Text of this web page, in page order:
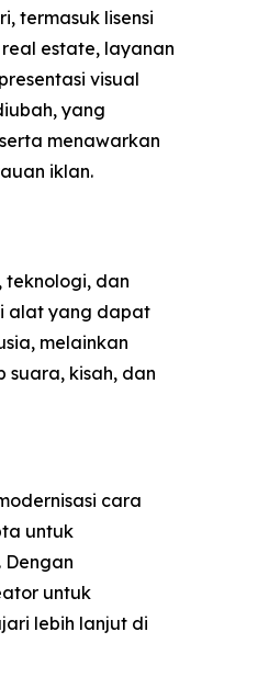
termasuk lisensi
estate, layanan
visual
yang
menawarkan
iklan.
teknologi, dan
alat yang dapat
melainkan
suara, kisah, dan
cara
untuk
untuk
lebih lanjut di